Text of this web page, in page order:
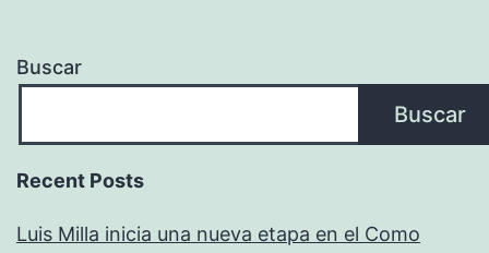
Buscar
Buscar
Recent Posts
Luis Milla inicia una nueva etapa en el Como